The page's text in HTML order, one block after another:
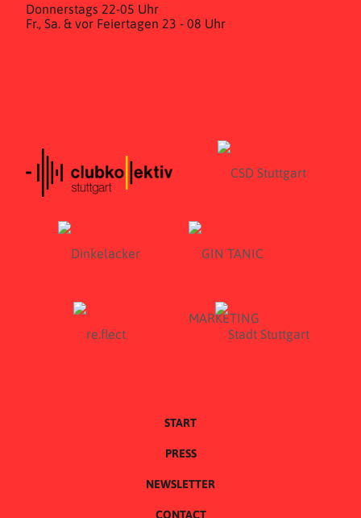
Donnerstags 22-05 Uhr
Fr., Sa. & vor Feiertagen 23 - 08 Uhr
START
PRESS
NEWSLETTER
CONTACT